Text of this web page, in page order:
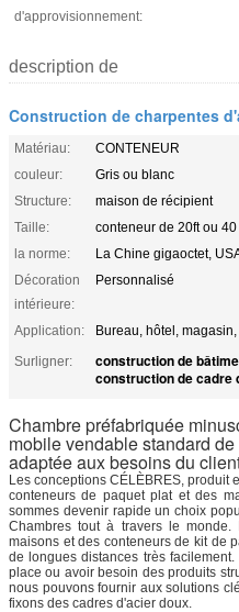
d'approvisionnement:
description de
Construction de charpentes
Matériau:
CONTENEUR
couleur:
Gris ou blanc
Structure:
maison de récipient
Taille:
conteneur de 20ft ou
la norme:
La Chine gigaoctet,
Décoration
intérieure:
Personnalisé
Application:
Bureau, hôtel,
Surligner:
construction de
construction de cadre
Chambre préfabriquée
mobile vendable standard
adaptée aux besoins du
Les conceptions CÉLÈBRES, produit
conteneurs de paquet plat et des
sommes devenir rapide un choix
Chambres tout à travers le
maisons et des conteneurs de kit de
de longues distances très
place ou avoir besoin des produits
nous pouvons fournir aux solutions
fixons des cadres d'acier doux.